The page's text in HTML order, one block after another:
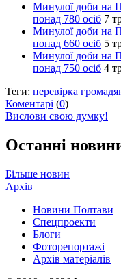
Минулої доби на
понад 780 осіб 7
Минулої доби на
понад 660 осіб 5
Минулої доби на
понад 750 осіб 4
Теги: перевірка
Коментарі (0)
Вислови свою думку!
Останні
Більше новин
Архів
Новини Полтави
Спецпроекти
Блоги
Фоторепортажі
Архів матеріалів